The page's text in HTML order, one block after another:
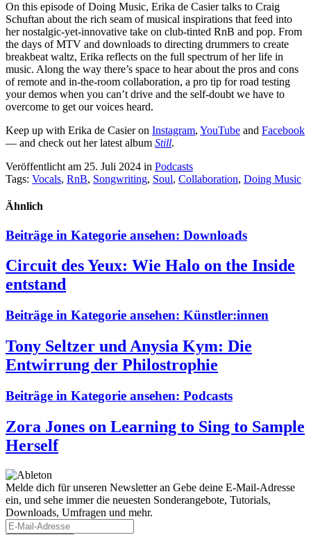
On this episode of Doing Music, Erika de Casier talks to Craig
Schuftan about the rich seam of musical inspirations that feed into
her nostalgic-yet-innovative take on club-tinted RnB and pop. From
the days of MTV and downloads to directing drummers to create
breakbeat waltz, Erika reflects on the full spectrum of her life in
music. Along the way there’s space to hear about the pros and cons
of remote and in-the-room collaboration, a pro tip for road testing
your demos when you can’t drive and the self-doubt we have to
overcome to get our voices heard.
Keep up with Erika de Casier on Instagram, YouTube and Facebook
— and check out her latest album Still.
Veröffentlicht am 25. Juli 2024 in Podcasts
Tags: Vocals, RnB, Songwriting, Soul, Collaboration, Doing Music
Ähnlich
Beiträge in Kategorie ansehen: Downloads
Circuit des Yeux: Wie Halo on the Inside
entstand
Beiträge in Kategorie ansehen: Künstler:innen
Tony Seltzer und Anysia Kym: Die
Entwirrung der Philostrophie
Beiträge in Kategorie ansehen: Podcasts
Zora Jones on Learning to Sing to Sample
Herself
Melde dich für unseren Newsletter an Gebe deine E-Mail-Adresse
ein, und sehe immer die neuesten Sonderangebote, Tutorials,
Downloads, Umfragen und mehr.